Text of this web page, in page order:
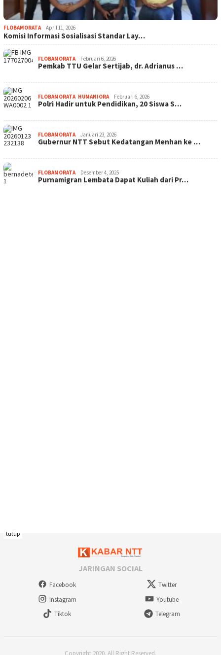
FLOBAMORATA April 11, 2026
Komisi Informasi Sosialisasi Standar Lay…
FLOBAMORATA Februari 6, 2026
Pemkab TTU Gelar Sertijab, dr. Adrianus …
FLOBAMORATA, HUMANIORA Februari 6, 2026
Polri Hadir untuk Pendidikan, 20 Siswa S…
FLOBAMORATA Januari 23, 2026
Gubernur NTT Sebut Kedatangan Menhan ke …
FLOBAMORATA Desember 4, 2025
Purnamigran Lembata Dapat Kuliah dari Pr…
JARINGAN SOCIAL
Facebook
Twitter
Instagram
Youtube
Tiktok
Telegram
Copyright 2020. All Right Reserved.
tutup